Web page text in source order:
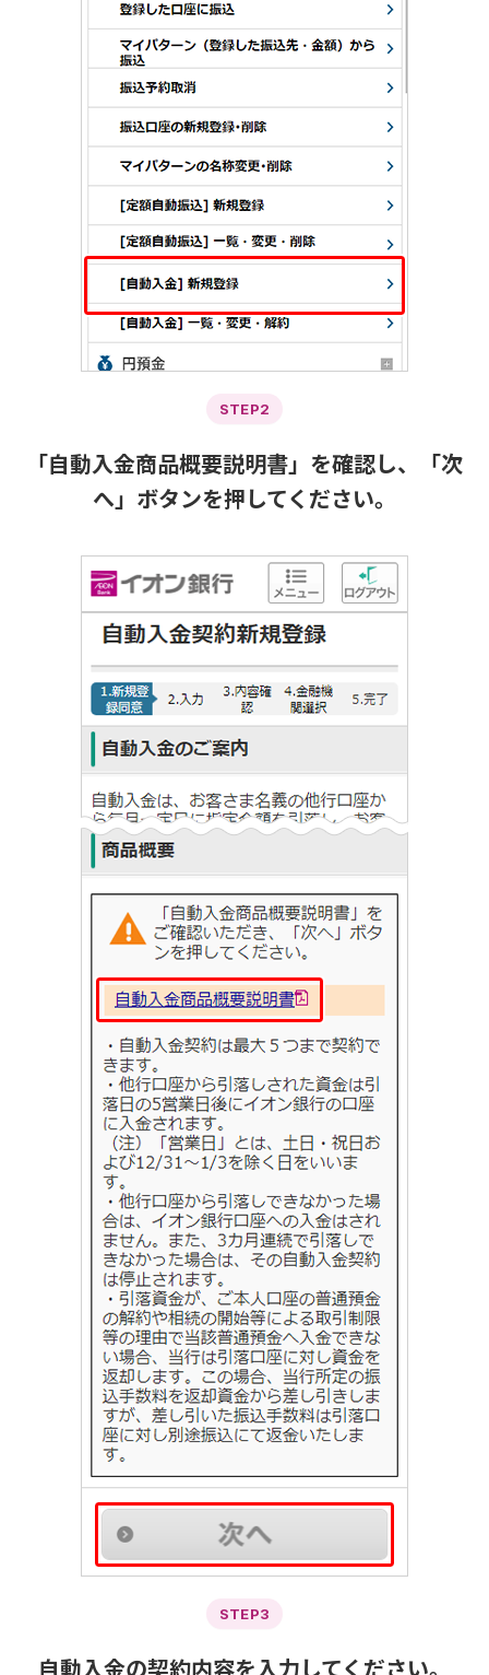
STEP2
「自動入金商品概要説明書」を確認し、「次
へ」ボタンを押してください。
STEP3
自動入金の契約内容を入力してください。